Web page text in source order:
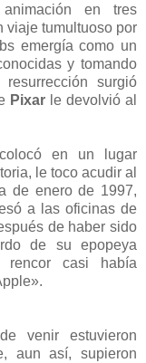
en tres
viaje tumultuoso por
emergía como un
y tomando
surgió
Pixar le devolvió al
en un lugar
le toco acudir al
de enero de 1997,
a las oficinas de
de haber sido
de su epopeya
casi había
venir estuvieron
aun así, supieron